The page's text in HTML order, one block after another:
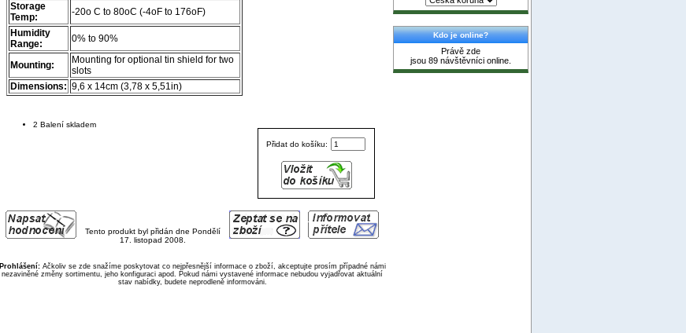
Storage
Temp:
-20o C to 80oC (-4oF to 176oF)
Humidity
Range:
0% to 90%
Mounting:
Mounting for optional tin shield for two
slots
Dimensions: 9,6 x 14cm (3,78 x 5,51in)
Přidat do košíku:
2 Balení skladem
Tento produkt byl přidán dne Pondělí
17. listopad 2008.
Prohlášení:Ačkoliv se zde snažíme poskytovat co nejpřesnější informace o zboží, akceptujte prosím případné námi
nezaviněné změny sortimentu, jeho konfiguraci apod. Pokud námi vystavené informace nebudou vyjadřovat aktuální
stav nabídky, budete neprodleně informováni.
Kdo je online?
Právě zde
jsou 89 návštěvníci online.